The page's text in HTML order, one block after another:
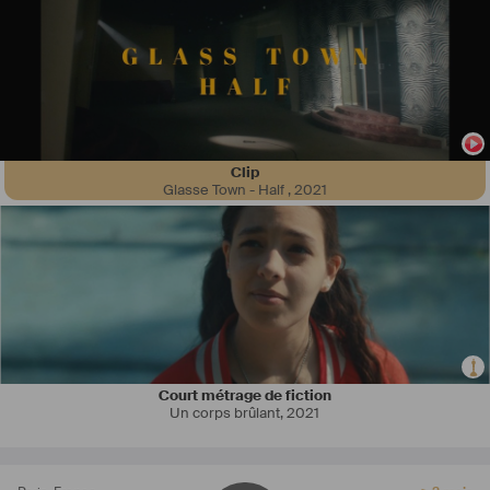
Clip
Glasse Town - Half ,2021
Court métrage de fiction
Un corps brûlant,2021